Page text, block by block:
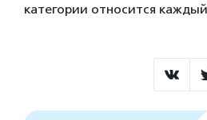
категории относится